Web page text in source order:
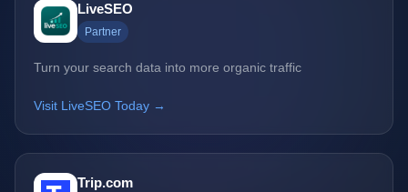
LiveSEO
Partner
Turn your search data into more organic traffic
Visit LiveSEO Today →
Trip.com